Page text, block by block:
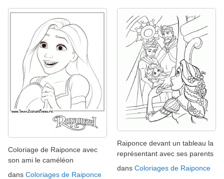
Coloriage de Raiponce avec
son ami le caméléon
dans Coloriages de Raiponce
Raiponce devant un tableau la
représentant avec ses parents
dans Coloriages de Raiponce